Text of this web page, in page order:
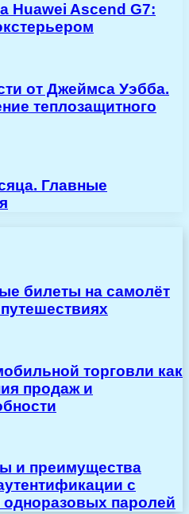
Huawei Ascend G7:
от Джеймса Уэбба.
теплозащитного
Главные
билеты на самолёт
торговли как
продаж и
и преимущества
с
паролей